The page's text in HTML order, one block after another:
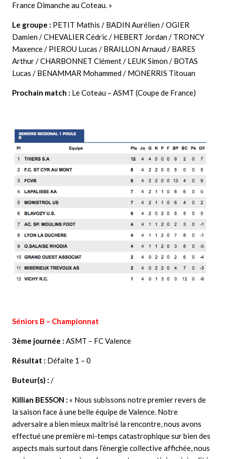
France Dimanche au Coteau. »
Le groupe : PETIT Mathis / BADIN Aurélien / OGIER
Damien / CHEVALIER Cédric / HEBERT Jordan / TRONCY
Maxence / PIEROU Lucas / BRAILLON Arnaud / BARES
Arthur / CHARBONNET Clément / LEUK Simon / BOTAS
Lucas / BENAMMAR Mohammed / MONERRIS Titouan
Prochain match : Le Coteau – ASMT (Coupe de France)
Séniors B – Championnat
3ème journée : ASMT – FC Valence
Résultat : Défaite 1 – 0
Buteur(s) : /
Killian BESSON : « Nous subissons notre premier revers de
la saison face à une belle équipe de Valence. Notre
adversaire a bien mieux maîtrisé la rencontre, nous avons
effectué une première mi-temps catastrophique sur bien des
aspects mais surtout dans l’énergie collective affichée, nous